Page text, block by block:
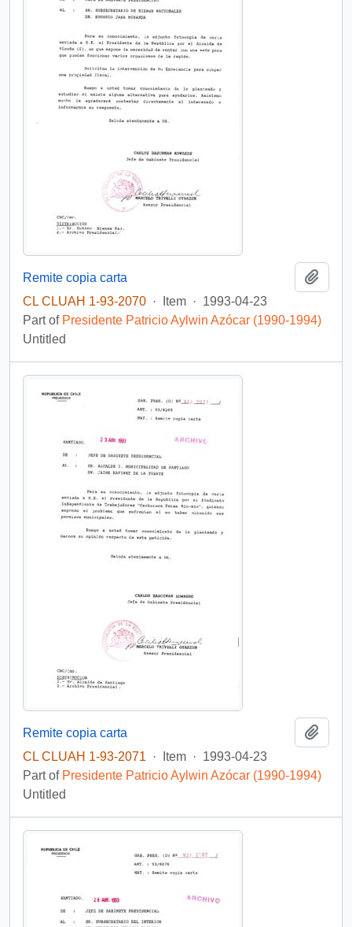
Remite copia carta
CL CLUAH 1-93-2070 · Item · 1993-04-23
Part of Presidente Patricio Aylwin Azócar (1990-1994)
Untitled
Remite copia carta
CL CLUAH 1-93-2071
· Item · 1993-04-23
Part of Presidente Patricio Aylwin Azócar (1990-1994)
Untitled